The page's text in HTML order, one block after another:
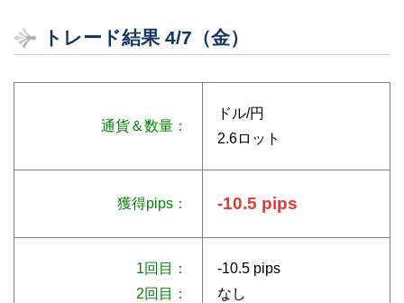
トレード結果 4/7（金）
通貨＆数量：
ドル/円
2.6ロット
獲得pips： -10.5 pips
1回目：
2回目：
-10.5 pips
なし